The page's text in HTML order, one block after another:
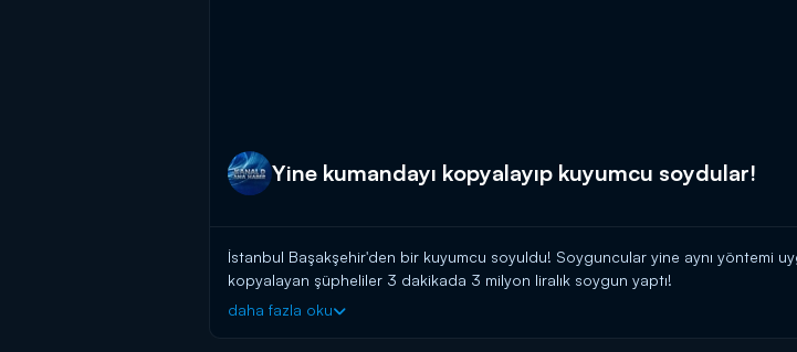
Yine kumandayı kopyalayıp kuyumcu soydular!
İstanbul Başakşehir'den bir kuyumcu soyuldu! Soyguncular yine aynı yöntemi
kopyalayan şüpheliler 3 dakikada 3 milyon liralık soygun yaptı!
Kanal D Haber, hafta içi her akşam Kanal D'de!
daha fazla oku